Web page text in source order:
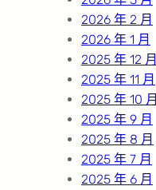
2026 年 2 月
2026 年 1 月
2025 年 12 月
2025 年 11 月
2025 年 10 月
2025 年 9 月
2025 年 8 月
2025 年 7 月
2025 年 6 月